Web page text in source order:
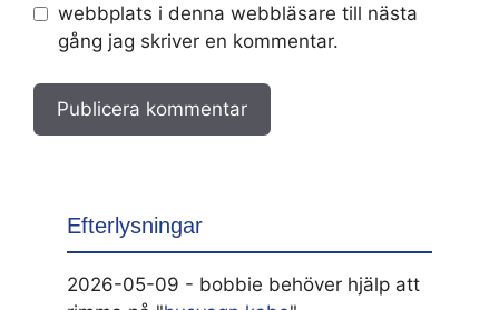
webbplats i denna webbläsare till nästa
gång jag skriver en kommentar.
Efterlysningar
2026-05-09 - bobbie behöver hjälp att